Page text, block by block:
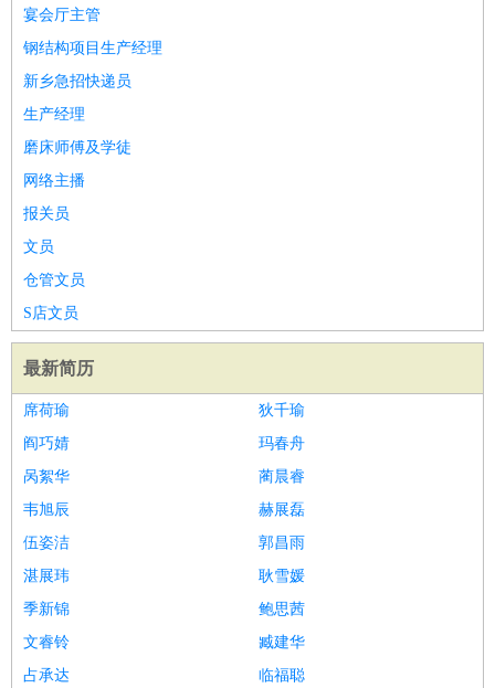
宴会厅主管
钢结构项目生产经理
新乡急招快递员
生产经理
磨床师傅及学徒
网络主播
报关员
文员
仓管文员
S店文员
最新简历
席荷瑜
狄千瑜
阎巧婧
玛春舟
呙絮华
蔺晨睿
韦旭辰
赫展磊
伍姿洁
郭昌雨
湛展玮
耿雪媛
季新锦
鲍思茜
文睿铃
臧建华
占承达
临福聪